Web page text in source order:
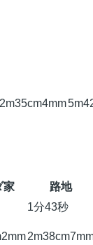
2m35cm4mm
家 路地
1分43秒